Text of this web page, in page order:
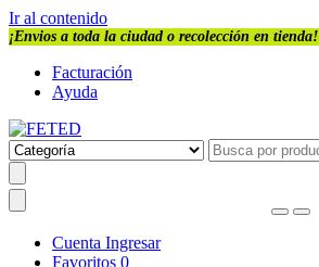
Ir al contenido
¡Envios a toda la ciudad o recolección en tienda!
Facturación
Ayuda
Cuenta Ingresar
Favoritos 0